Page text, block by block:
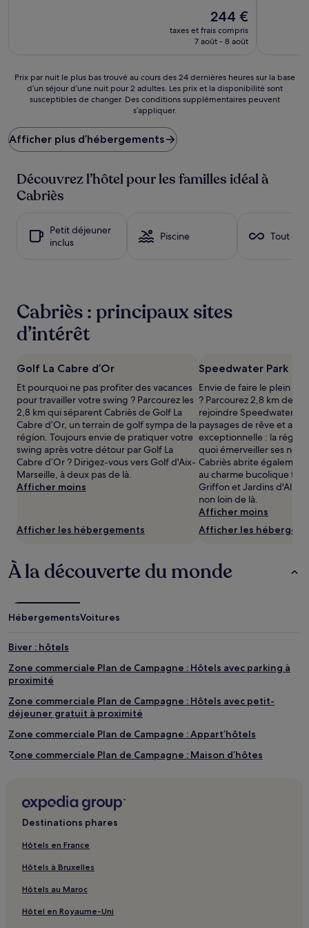
Le
nouveau
prix
244 €
244 €
taxes et frais compris
7 août - 8 août
Prix
plus
bas
trouvé
cours
des
24 dernières
pour
2 adultes.
Les
disponibilité
sont
susceptibles
de
changer.
Des
conditions
supplémentaires
peuvent
Prix par nuit le plus bas trouvé au cours des 24 dernières heures sur la base
d’un séjour d’une nuit pour 2 adultes. Les prix et la disponibilité sont
susceptibles de changer. Des conditions supplémentaires peuvent
s’appliquer.
Afficher plus d’hébergements
Découvrez l’hôtel pour les familles idéal à
Cabriès
Petit déjeuner
inclus
Piscine Tout
Cabriès : principaux sites
d’intérêt
Golf La Cabre d’Or
Et pourquoi ne pas profiter des vacances
pour travailler votre swing ? Parcourez les
2,8 km qui séparent Cabriès de Golf La
Cabre d’Or, un terrain de golf sympa de la
région. Toujours envie de pratiquer votre
swing après votre détour par Golf La
Cabre d’Or ? Dirigez-vous vers Golf d'Aix-
Marseille, à deux pas de là.
Afficher moins
Afficher les hébergements
Speedwater Park
Envie de faire le plein de
? Parcourez 2,8 km
rejoindre Speedwater
paysages de rêve et
exceptionnelle : la
quoi émerveiller ses
Cabriès abrite
au charme bucolique tels
Griffon et Jardins
non loin de là.
Afficher moins
Afficher les
À la découverte du monde
HébergementsVoitures
Biver : hôtels
Zone commerciale Plan de Campagne : Hôtels avec parking à
proximité
Zone commerciale Plan de Campagne : Hôtels avec petit-
déjeuner gratuit à proximité
Zone commerciale Plan de Campagne : Appart’hôtels
Zone commerciale Plan de Campagne : Maison d’hôtes
Zone commerciale Plan de Campagne : Hôtels de luxe à
proximité
Zone commerciale Plan de Campagne : hôtels 2 étoiles
Zone commerciale Plan de Campagne : hôtels 4 étoiles
Zone commerciale Plan de Campagne : Hôtels LGBTQIA+
proximité
Destinations phares
Hôtels en France
Hôtels à Bruxelles
Hôtels au Maroc
Hôtel en Royaume-Uni